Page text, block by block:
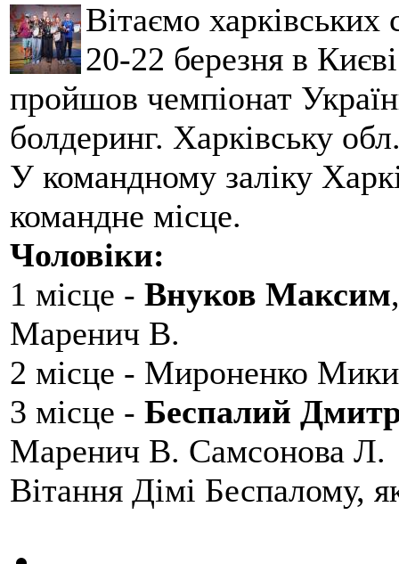
Вітаємо
20-22 березня в
пройшов чемпіонат
болдеринг. Харківську
У командному заліку
командне місце.
Чоловіки:
1 місце - Внуков Максим
Маренич В.
2 місце - Мироненко
3 місце - Беспалий
Маренич В. Самсонова Л.
Вітання Дімі Беспалому,